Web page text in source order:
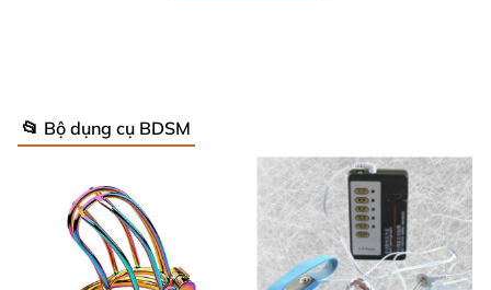
bộ khu vực lưng, giảm áp lực từ dây mỏng và mang
lại cảm giác êm ái suốt thời gian sử dụng.
Dây đai đùi và mắt cá: Hai dây đai đùi và hai dây đai
mắt cá được thiết kế để điều chỉnh góc độ một cách
chính xác theo nhu cầu sử dụng, mang lại sự linh
📂 Bộ dụng cụ BDSM